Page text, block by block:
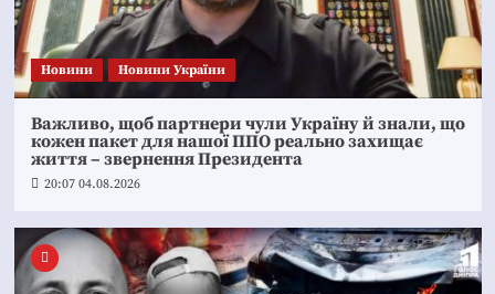
Новини Новини України
Важливо, щоб партнери чули Україну й знали, що
кожен пакет для нашої ППО реально захищає
життя – звернення Президента
20:07 04.08.2026